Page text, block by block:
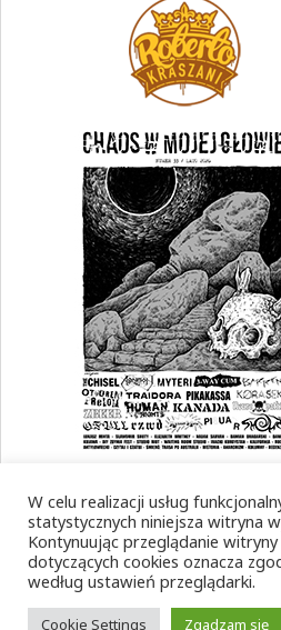
W celu realizacji usług
statystycznych niniejsza witryna
Kontynuując przeglądanie
dotyczących cookies oznacza
według ustawień przeglądarki.
Cookie Settings Zgadzam się